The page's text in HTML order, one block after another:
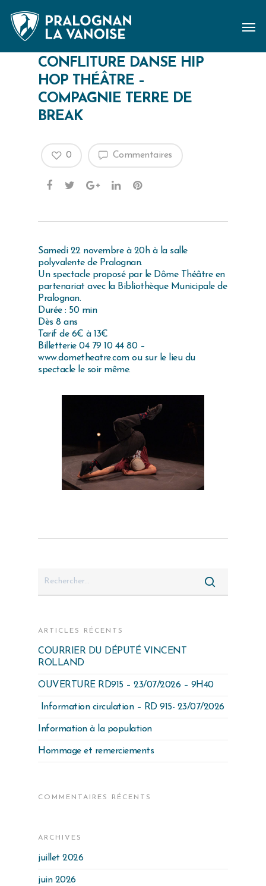
CONFLITURE DANSE HIP
HOP THÉÂTRE –
COMPAGNIE TERRE DE
BREAK
Commentaires
0
Samedi 22 novembre à 20h à la salle
polyvalente de Pralognan.
Un spectacle proposé par le Dôme Théâtre en
partenariat avec la Bibliothèque Municipale de
Pralognan.
Durée : 50 min
Dès 8 ans
Tarif de 6€ à 13€
Billetterie 04 79 10 44 80 –
www.dometheatre.com ou sur le lieu du
spectacle le soir même.
ARTICLES RÉCENTS
COURRIER DU DÉPUTÉ VINCENT
ROLLAND
OUVERTURE RD915 – 23/07/2026 – 9H40
Information circulation – RD 915- 23/07/2026
Information à la population
Hommage et remerciements
COMMENTAIRES RÉCENTS
ARCHIVES
juillet 2026
juin 2026